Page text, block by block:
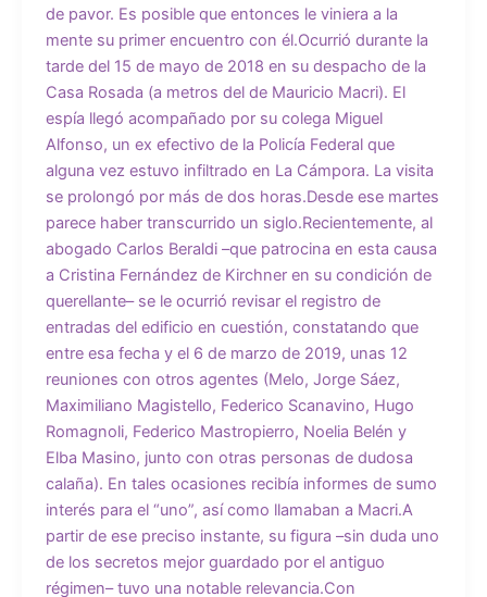
de pavor. Es posible que entonces le viniera a la
mente su primer encuentro con él.Ocurrió durante la
tarde del 15 de mayo de 2018 en su despacho de la
Casa Rosada (a metros del de Mauricio Macri). El
espía llegó acompañado por su colega Miguel
Alfonso, un ex efectivo de la Policía Federal que
alguna vez estuvo infiltrado en La Cámpora. La visita
se prolongó por más de dos horas.Desde ese martes
parece haber transcurrido un siglo.Recientemente, al
abogado Carlos Beraldi –que patrocina en esta causa
a Cristina Fernández de Kirchner en su condición de
querellante– se le ocurrió revisar el registro de
entradas del edificio en cuestión, constatando que
entre esa fecha y el 6 de marzo de 2019, unas 12
reuniones con otros agentes (Melo, Jorge Sáez,
Maximiliano Magistello, Federico Scanavino, Hugo
Romagnoli, Federico Mastropierro, Noelia Belén y
Elba Masino, junto con otras personas de dudosa
calaña). En tales ocasiones recibía informes de sumo
interés para el “uno”, así como llamaban a Macri.A
partir de ese preciso instante, su figura –sin duda uno
de los secretos mejor guardado por el antiguo
régimen– tuvo una notable relevancia.Con